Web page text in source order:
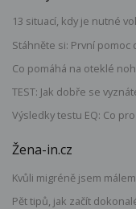
13 situací, kdy je nutné
Stáhněte si: První pomoc
Co pomáhá na oteklé
TEST: Jak dobře se
Výsledky testu EQ: Co
Žena-in.cz
Kvůli migréně jsem
Pět tipů, jak začít